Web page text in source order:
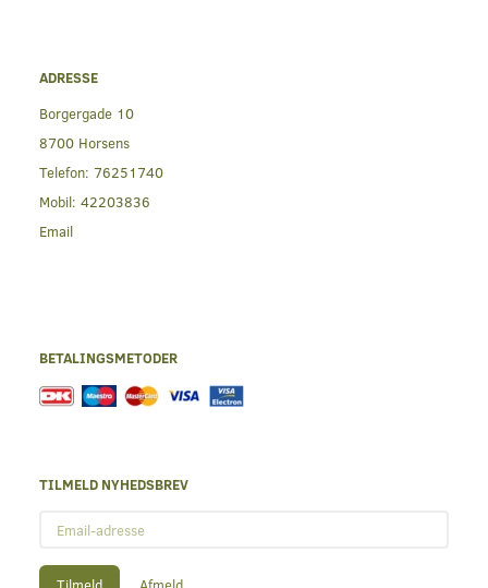
ADRESSE
Borgergade 10
8700 Horsens
Telefon: 76251740
Mobil: 42203836
Email
BETALINGSMETODER
TILMELD NYHEDSBREV
adresse